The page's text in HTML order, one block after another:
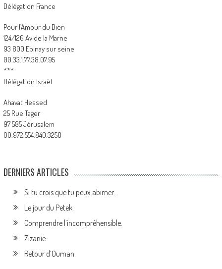
Délégation France
Pour l’Amour du Bien
124/126 Av de la Marne
93 800 Epinay sur seine
00.33.1.77.38.07.95
***
Délégation Israël
Ahavat Hessed
25 Rue Tager
97 585 Jérusalem
00.972.554.840.3258
DERNIERS ARTICLES
Si tu crois que tu peux abimer…
Le jour du Petek.
Comprendre l’incompréhensible.
Zizanie.
Retour d’Ouman.